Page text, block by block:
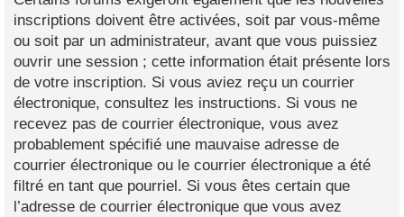
inscriptions doivent être activées, soit par vous-même
ou soit par un administrateur, avant que vous puissiez
ouvrir une session ; cette information était présente lors
de votre inscription. Si vous aviez reçu un courrier
électronique, consultez les instructions. Si vous ne
recevez pas de courrier électronique, vous avez
probablement spécifié une mauvaise adresse de
courrier électronique ou le courrier électronique a été
filtré en tant que pourriel. Si vous êtes certain que
l’adresse de courrier électronique que vous avez